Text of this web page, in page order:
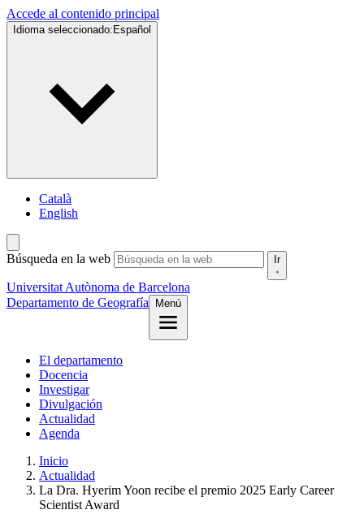
Accede al contenido principal
Idioma seleccionado: Español
Català
English
Búsqueda en la web Ir
Universitat Autònoma de Barcelona
Departamento de Geografía
Menú
El departamento
Docencia
Investigar
Divulgación
Actualidad
Agenda
Inicio
Actualidad
La Dra. Hyerim Yoon recibe el premio 2025 Early Career
Scientist Award